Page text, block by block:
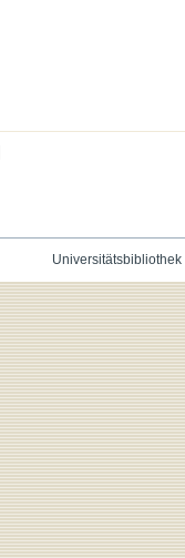
Universitätsbibliothek|